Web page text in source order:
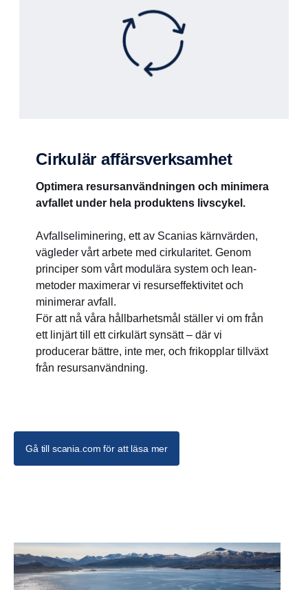
Cirkulär affärsverksamhet
Optimera resursanvändningen och minimera
avfallet under hela produktens livscykel.
Avfallseliminering, ett av Scanias kärnvärden,
vägleder vårt arbete med cirkularitet. Genom
principer som vårt modulära system och lean-
metoder maximerar vi resurseffektivitet och
minimerar avfall.
För att nå våra hållbarhetsmål ställer vi om från
ett linjärt till ett cirkulärt synsätt – där vi
producerar bättre, inte mer, och frikopplar tillväxt
från resursanvändning.
Gå till scania.com för att läsa mer